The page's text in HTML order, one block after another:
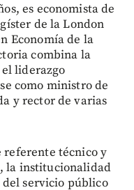
es economista de
de la London
Economía de la
combina la
liderazgo
como ministro de
y rector de varias
referente técnico y
la institucionalidad
servicio público